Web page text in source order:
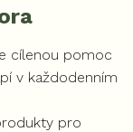
cílenou pomoc
v každodenním
pro